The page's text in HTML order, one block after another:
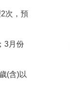
次，預
3月份
(含)以